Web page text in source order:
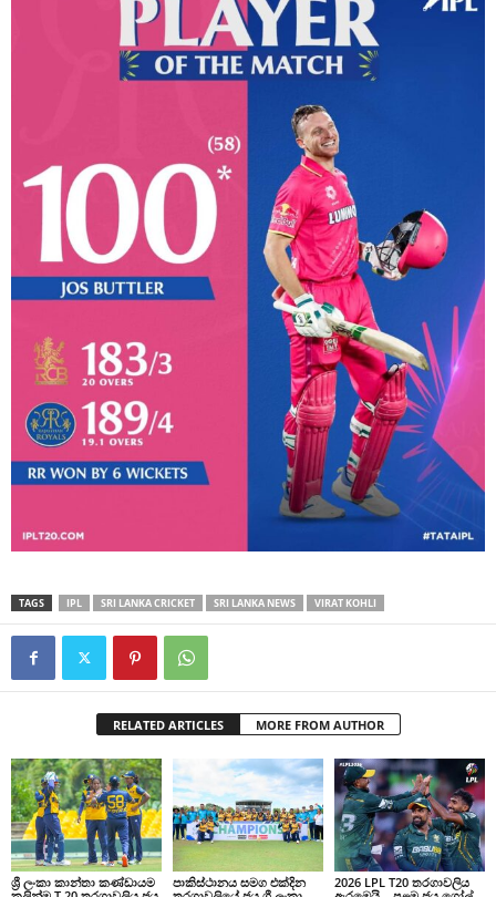
TAGS IPL SRI LANKA CRICKET SRI LANKA NEWS VIRAT KOHLI
RELATED ARTICLES MORE FROM AUTHOR
ශ්‍රී ලංකා කාන්තා කණ්ඩායම
පාකිස්ථානය සමග එක්දින
2026 LPL T20 තරගාවලිය